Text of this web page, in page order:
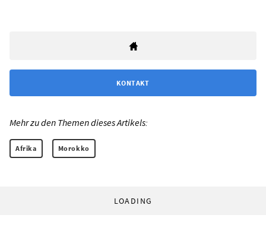
KONTAKT
Mehr zu den Themen dieses Artikels:
Afrika Morokko
LOADING